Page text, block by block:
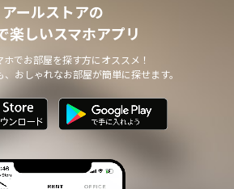
アールストアの
楽しいスマホアプリ
ホでお部屋を探す方にオススメ！
おしゃれなお部屋が簡単に探せます。